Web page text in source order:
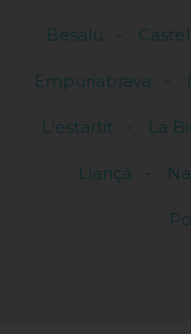
Besalú
Empuriabrava
L'estartit La
Llançà